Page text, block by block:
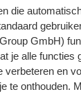
die
GmbH)
je alle functies
verbeteren en
te onthouden.
het